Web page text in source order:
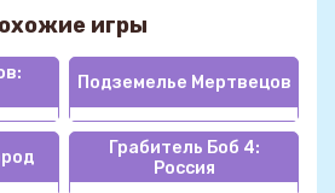
игры
Подземелье Мертвецов
Грабитель Боб 4:
Россия